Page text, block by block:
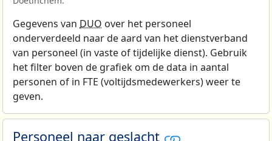
Gegevens van DUO over het personeel
onderverdeeld naar de aard van het dienstverband
van personeel (in vaste of tijdelijke dienst). Gebruik
het filter boven de grafiek om de data in aantal
personen of in FTE (voltijdsmedewerkers) weer te
geven.
Personeel naar geslacht